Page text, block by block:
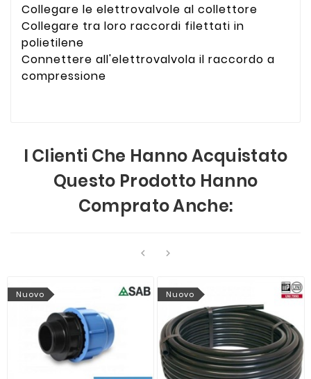
Collegare le elettrovalvole al collettore
Collegare tra loro raccordi filettati in
polietilene
Connettere all'elettrovalvola il raccordo a
compressione
I Clienti Che Hanno Acquistato
Questo Prodotto Hanno
Comprato Anche:
 
Nuovo Nuovo